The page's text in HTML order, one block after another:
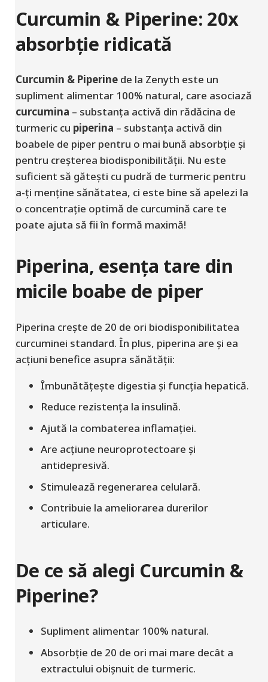
Curcumin & Piperine: 20x
absorbție ridicată
Curcumin & Piperinede la Zenyth este un
supliment alimentar 100% natural, care asociază
curcumina – substanța activă din rădăcina de
turmeric cu piperina – substanța activă din
boabele de piper pentru o mai bună absorbție și
pentru creșterea biodisponibilității. Nu este
suficient să gătești cu pudră de turmeric pentru
a-ți menține sănătatea, ci este bine să apelezi la
o concentrație optimă de curcumină care te
poate ajuta să fii în formă maximă!
Piperina, esența tare din
micile boabe de piper
Piperina crește de 20 de ori biodisponibilitatea
curcuminei standard. În plus, piperina are și ea
acțiuni benefice asupra sănătății:
Îmbunătățește digestia și funcția hepatică.
Reduce rezistența la insulină.
Ajută la combaterea inflamației.
Are acțiune neuroprotectoare și
antidepresivă.
Stimulează regenerarea celulară.
Contribuie la ameliorarea durerilor
articulare.
De ce să alegi Curcumin &
Piperine?
Supliment alimentar 100% natural.
Absorbție de 20 de ori mai mare decât a
extractului obișnuit de turmeric.